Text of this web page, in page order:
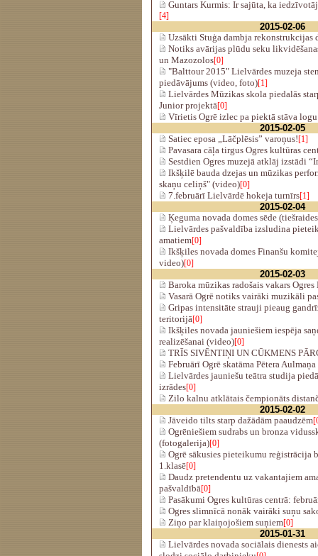
Guntars Kurmis: Ir sajūta, ka
[4]
2015-02-06
Uzsākti Stuģa dambja rekonstrukcijas
Notiks avārijas plūdu seku
un Mazozolos[0]
"Balttour 2015" Lielvārdes muzeja
piedāvājums (video, foto)[1]
Lielvārdes Mūzikas skola piedalās
Junior projektā[0]
Vīrietis Ogrē izlec pa piektā stāva
2015-02-05
Satiec eposa „Lāčplēsis” varoņus![1]
Pavasara cāļa tirgus Ogres kultūras
Sestdien Ogres muzejā atklāj izstādi
Ikšķilē bauda dzejas un mūzikas
skaņu celiņš" (video)[0]
7.februārī Lielvārdē hokeja turnīrs[1]
2015-02-04
Ķeguma novada domes sēde
Lielvārdes pašvaldība izsludina
amatiem[0]
Ikšķiles novada domes Finanšu
video)[0]
2015-02-03
Baroka mūzikas radošais vakars
Vasarā Ogrē notiks vairāki muzikāli
Gripas intensitāte strauji pieaug
teritorijā[0]
Ikšķiles novada jauniešiem iespēja
realizēšanai (video)[0]
TRĪS SIVĒNTIŅI UN CŪKMENS
Februārī Ogrē skatāma Pētera
Lielvārdes jauniešu teātra studija
izrādes[0]
Zilo kalnu atklātais čempionāts
2015-02-02
Jāveido tilts starp dažādām paaudzēm
Ogrēniešiem sudrabs un bronza
(fotogalerija)[0]
Ogrē sākusies pieteikumu reģistrācija
1.klasē[0]
Daudz pretendentu uz vakantajiem
pašvaldībā[0]
Pasākumi Ogres kultūras centrā:
Ogres slimnīcā nonāk vairāki suņu
Ziņo par klaiņojošiem suņiem[0]
2015-01-31
Lielvārdes novada sociālais dienests